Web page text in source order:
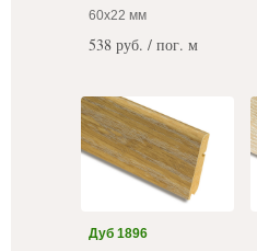
60x22 мм
538 руб. / пог. м
Дуб 1896